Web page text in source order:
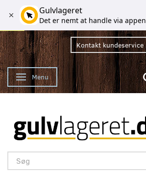
Kontakt kundeservice
Skifte navigation
Menu
Gulvlageret
Det er nemt at handle via appen